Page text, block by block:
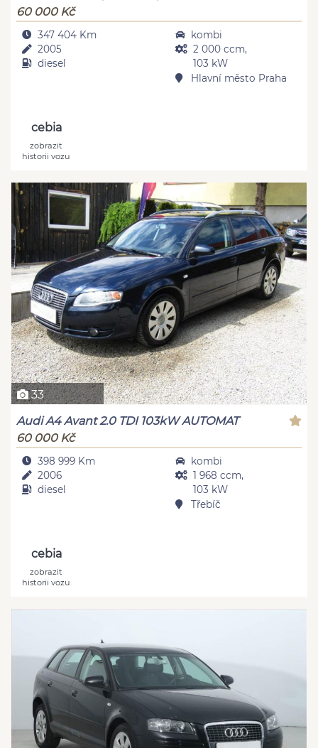
60 000 Kč
347 404 Km
2005
diesel
kombi
2 000 ccm,
103 kW
Hlavní město Praha
cebia
zobrazit
historii vozu
33
Audi A4 Avant 2.0 TDI 103kW AUTOMAT
60 000 Kč
398 999 Km
2006
diesel
kombi
1 968 ccm,
103 kW
Třebíč
cebia
zobrazit
historii vozu